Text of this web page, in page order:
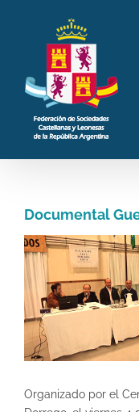
contenido
Documental
Ver
imagen
más
grande
Organizado por el